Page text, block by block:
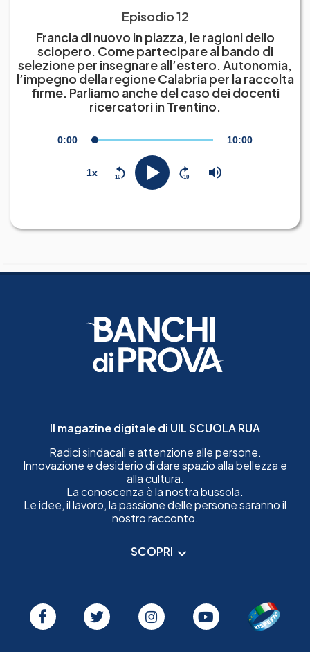
Episodio 12
Francia di nuovo in piazza, le ragioni dello
sciopero. Come partecipare al bando di
selezione per insegnare all’estero. Autonomia,
l’impegno della regione Calabria per la raccolta
firme. Parliamo anche del caso dei docenti
ricercatori in Trentino.
Il magazine digitale di UIL SCUOLA RUA
Radici sindacali e attenzione alle persone.
Innovazione e desiderio di dare spazio alla bellezza e
alla cultura.
La conoscenza è la nostra bussola.
Le idee, il lavoro, la passione delle persone saranno il
nostro racconto.
SCOPRI